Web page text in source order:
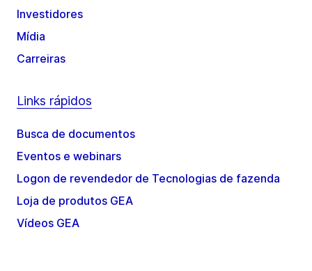
Investidores
Mídia
Carreiras
Links rápidos
Busca de documentos
Eventos e webinars
Logon de revendedor de Tecnologias de fazenda
Loja de produtos GEA
Vídeos GEA